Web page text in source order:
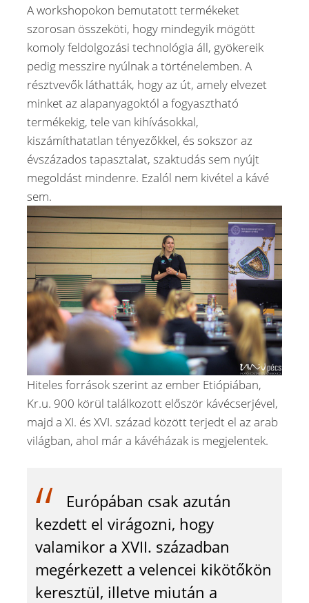
A workshopokon bemutatott termékeket
szorosan összeköti, hogy mindegyik mögött
komoly feldolgozási technológia áll, gyökereik
pedig messzire nyúlnak a történelemben. A
résztvevők láthatták, hogy az út, amely elvezet
minket az alapanyagoktól a fogyasztható
termékekig, tele van kihívásokkal,
kiszámíthatatlan tényezőkkel, és sokszor az
évszázados tapasztalat, szaktudás sem nyújt
megoldást mindenre. Ezalól nem kivétel a kávé
sem.
Hiteles források szerint az ember Etiópiában,
Kr.u. 900 körül találkozott először kávécserjével,
majd a XI. és XVI. század között terjedt el az arab
világban, ahol már a kávéházak is megjelentek.
Európában csak azután
kezdett el virágozni, hogy
valamikor a XVII. században
megérkezett a velencei kikötőkön
keresztül, illetve miután a